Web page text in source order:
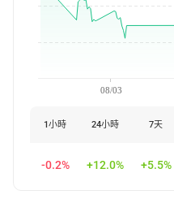
08/03
1小時 24小時 7天
-0.2% +12.0% +5.5%